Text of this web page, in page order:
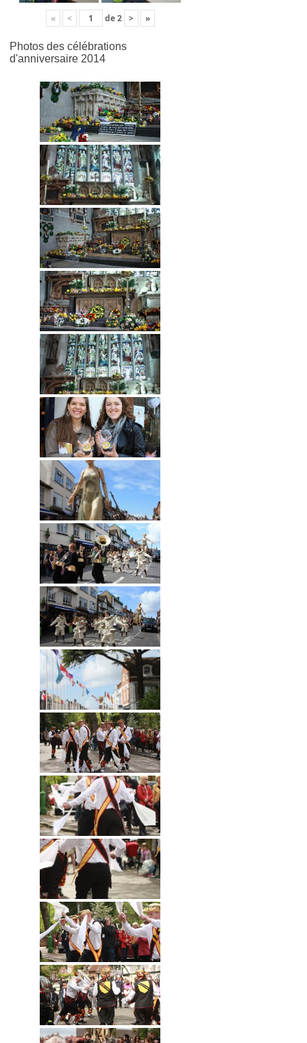
« < de2 > »
Photos des célébrations
d'anniversaire 2014